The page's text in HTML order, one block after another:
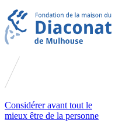
Considérer avant tout le
mieux être de la personne